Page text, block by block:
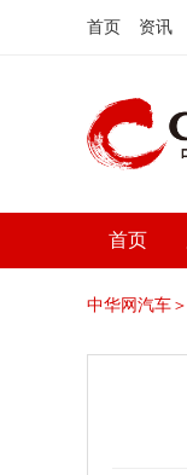
首页 资讯
首页
中华网汽车＞